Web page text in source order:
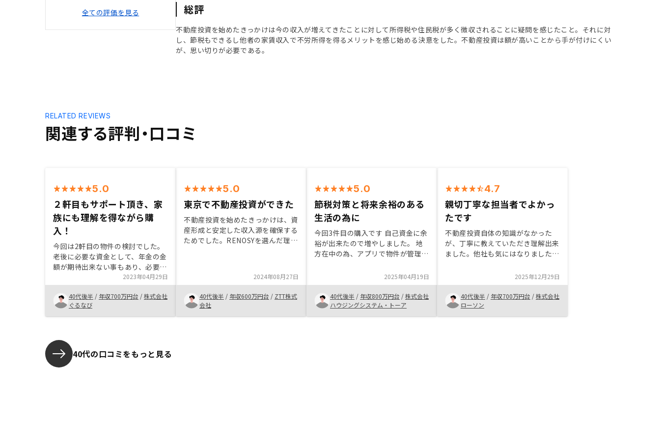
全ての評価を見る 総評
不動産投資を始めたきっかけは今の収入が増えてきたことに対して所得税や住民税が多く徴収されることに疑問を感じたこと。それに対
し、節税もできるし他者の家賃収入で不労所得を得るメリットを感じ始める決意をした。不動産投資は額が高いことから手が付けにくい
が、思い切りが必要である。
関連する評判・口コミ
RELATED REVIEWS
5.0
２軒目もサポート頂き、家
族にも理解を得ながら購
入！
今回は2軒目の物件の検討でした。
老後に必要な資金として、年金の金
額が期待出来ない事もあり、必要に
なる金額の試算を頂き、今後の計画
の中で3軒の保有を目標に設定し、
1件目は東京で紹介を頂き獲得して
おりました。 次の物件の立地は、
エリアを分ける事によりリスク分散
体の値上がりが期待できる物件が良
い、という希望から探して頂き、福
岡天神界隈で決めました。 今回改
めて家族とも話したのですが、嫁が
2023年04月29日
40代後半 / 年収700万円台 /株式会社
ぐるなび
5.0
東京で不動産投資ができた
不動産投資を始めたきっかけは、資
産形成と安定した収入源を確保する
ためでした。RENOSYを選んだ理由
語で対応してくれるのは大変嬉しい
からです。
2024年08月27日
40代後半 / 年収600万円台 / ZTT株式
会社
5.0
節税対策と将来余裕のある
生活の為に
今回3件目の購入です 自己資金に余
裕が出来たので増やしました。 地
方在中の為、アプリで物件が管理出
投資は少し怖い感じもしますが始め
てしまえばお金をまわすだけなので
特段心配いらないと思います。 将
来の資産増を考えてる方はやった方
がいいと思います。確定申告が最初
2025年04月19日
40代後半 / 年収800万円台 /株式会社
ハウジングシステム・トーア
4.7
親切丁寧な担当者でよかっ
たです
不動産投資自体の知識がなかった
が、丁寧に教えていただき理解出来
ました。他社も気にはなりました
丁寧親切な担当者に恵まれたおかげ
だと思っています。まだ不安はあり
ますが決断出来た後押しがあってよ
かったです。キャンペーンを増やし
ていただきたい
2025年12月29日
40代後半 / 年収700万円台 /株式会社
ローソン
40代の口コミをもっと見る